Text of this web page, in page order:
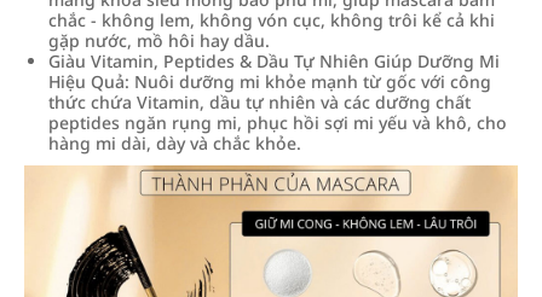
chắc - không lem, không vón cục, không trôi kể cả khi
gặp nước, mồ hôi hay dầu.
Giàu Vitamin, Peptides & Dầu Tự Nhiên Giúp Dưỡng Mi
Hiệu Quả: Nuôi dưỡng mi khỏe mạnh từ gốc với công
thức chứa Vitamin, dầu tự nhiên và các dưỡng chất
peptides ngăn rụng mi, phục hồi sợi mi yếu và khô, cho
hàng mi dài, dày và chắc khỏe.